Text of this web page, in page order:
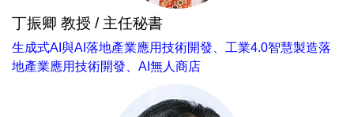
丁振卿 教授 / 主任秘書
生成式AI與AI落地產業應用技術開發、工業4.0智慧製造落
地產業應用技術開發、AI無人商店